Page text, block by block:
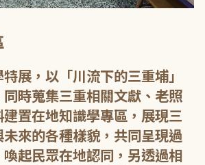
展，以「川流下的三重埔」
時蒐集三重相關文獻、老照
置在地知識學專區，展現三
來的各種樣貌，共同呈現過
起民眾在地認同，另透過相